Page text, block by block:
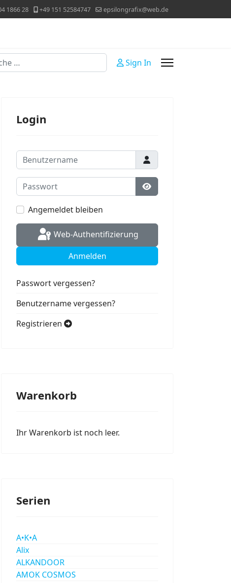
1866 28 +49 151 52584747 epsilongrafix@web.de
Sign In
Login
Benutzername
Passwort
Passwort anzeigen
Angemeldet bleiben
Web-Authentifizierung
Anmelden
Passwort vergessen?
Benutzername vergessen?
Registrieren
Warenkorb
Ihr Warenkorb ist noch leer.
Serien
A•K•A
Alix
ALKANDOOR
AMOK COSMOS